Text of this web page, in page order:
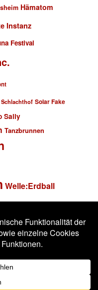
Hämatom
Instanz
Festival
Schlachthof Solar Fake
Sally
Tanzbrunnen
Welle:Erdball
von WordPress